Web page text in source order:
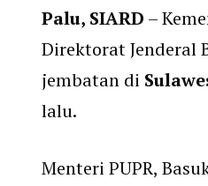
Palu, SIARD –
Direktorat Jenderal
jembatan di
lalu.
Menteri PUPR,